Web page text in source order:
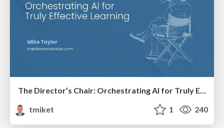
The Director’s Chair: Orchestrating AI for Truly Effective Learning
tmiket
1 240